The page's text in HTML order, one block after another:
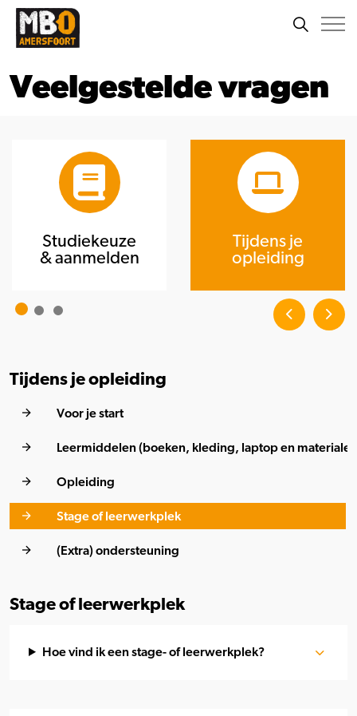
Veelgestelde vragen
Studiekeuze
& aanmelden
Tijdens je
opleiding
Tijdens je opleiding
Voor je start
Leermiddelen (boeken, kleding, laptop en
Opleiding
Stage of leerwerkplek
(Extra) ondersteuning
Stage of leerwerkplek
Hoe vind ik een stage- of leerwerkplek?